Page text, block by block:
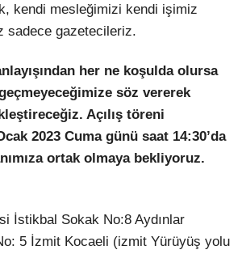
kendi mesleğimizi kendi işimiz
sadece gazetecileriz.
her ne koşulda olursa
söz vererek
Açılış töreni
2023 Cuma günü saat 14:30’da
ortak olmaya bekliyoruz.
İstikbal Sokak No:8 Aydınlar
5 İzmit Kocaeli (izmit Yürüyüş yolu